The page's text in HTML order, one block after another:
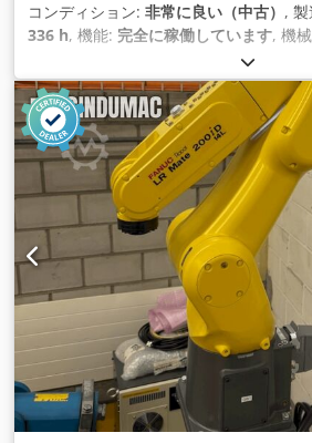
コンディション: 非常に良い（中古） ,
336 h, 機能: 完全に稼働しています, 機
560 kg（キログラム
kg（キログラム）, コントローラーメー
ーラモデル:
R-30iB, ティーチペンダン
ィーチペンダントモデル: Teach Pendant